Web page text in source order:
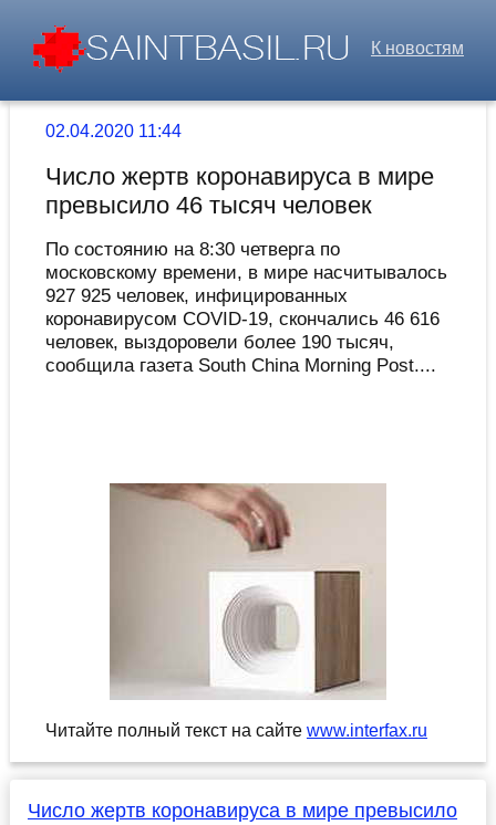
К новостям
02.04.2020 11:44
Число жертв коронавируса в мире
превысило 46 тысяч человек
По состоянию на 8:30 четверга по
московскому времени, в мире насчитывалось
927 925 человек, инфицированных
коронавирусом COVID-19, скончались 46 616
человек, выздоровели более 190 тысяч,
сообщила газета South China Morning Post....
Читайте полный текст на сайте www.interfax.ru
Число жертв коронавируса в мире превысило